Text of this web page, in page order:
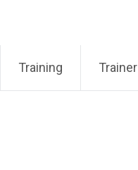
Training Trainer